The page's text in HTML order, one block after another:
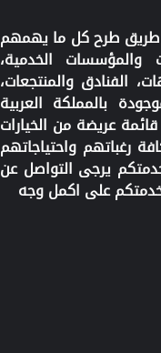
طريق طرح كل ما يهمهم
والمؤسسات الخدمية،
الفنادق والمنتجعات،
بالمملكة العربية
عريضة من الخيارات
رغباتهم واحتياجاتهم
يرجى التواصل عن
على اكمل وجه